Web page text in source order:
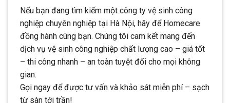
Nếu bạn đang tìm kiếm một công ty vệ sinh công
nghiệp chuyên nghiệp tại Hà Nội, hãy để Homecare
đồng hành cùng bạn. Chúng tôi cam kết mang đến
dịch vụ vệ sinh công nghiệp chất lượng cao – giá tốt
– thi công nhanh – an toàn tuyệt đối cho mọi không
gian.
Gọi ngay để được tư vấn và khảo sát miễn phí – sạch
từ sàn tới trần!